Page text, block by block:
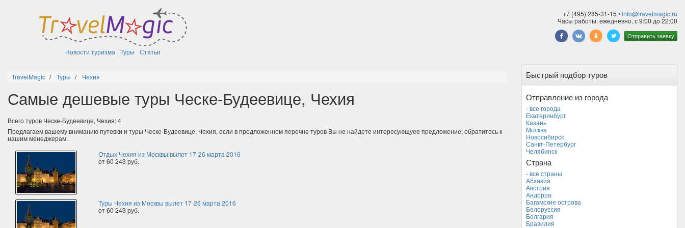
Новости туризма Туры Статьи
+7 (495) 285-31-15 •info@travelmagic.ru
Часы работы: ежедневно, с 9:00 до 22:00
Отправить заявку
TravelMagic Туры Чехия
Самые дешевые туры Ческе-Будеевице, Чехия
Всего туров Ческе-Будеевице, Чехия: 4
Предлагаем вашему вниманию путевки и туры Ческе-Будеевице, Чехия, если в предложенном перечне туров Вы не найдете интересующуее предложение, обратитесь к
нашим менеджерам.
Отдых Чехия из Москвы вылет 17-26 марта 2016
от 60 243 руб.
Туры Чехия из Москвы вылет 17-26 марта 2016
от 60 243 руб.
Быстрый подбор туров
Отправление из города
- все города
Екатеринбург
Казань
Москва
Новосибирск
Санкт-Петербург
Челябинск
Страна
- все страны
Абхазия
Австрия
Андорра
Багамские острова
Белоруссия
Болгария
Бразилия